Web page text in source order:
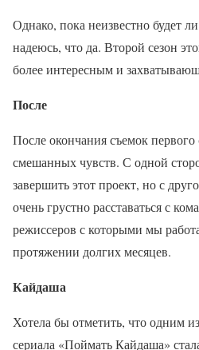
Однако, пока неизвестно будет
надеюсь, что да. Второй сезон
более интересным и
После
После окончания съемок первого
смешанных чувств. С одной
завершить этот проект, но с
очень грустно расставаться с
режиссеров с которыми мы
протяжении долгих месяцев.
Кайдаша
Хотела бы отметить, что одним
сериала «Поймать Кайдаша»